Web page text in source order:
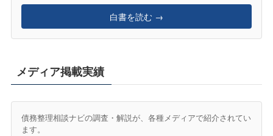
白書を読む →
メディア掲載実績
債務整理相談ナビの調査・解説が、各種メディアで紹介されてい
ます。